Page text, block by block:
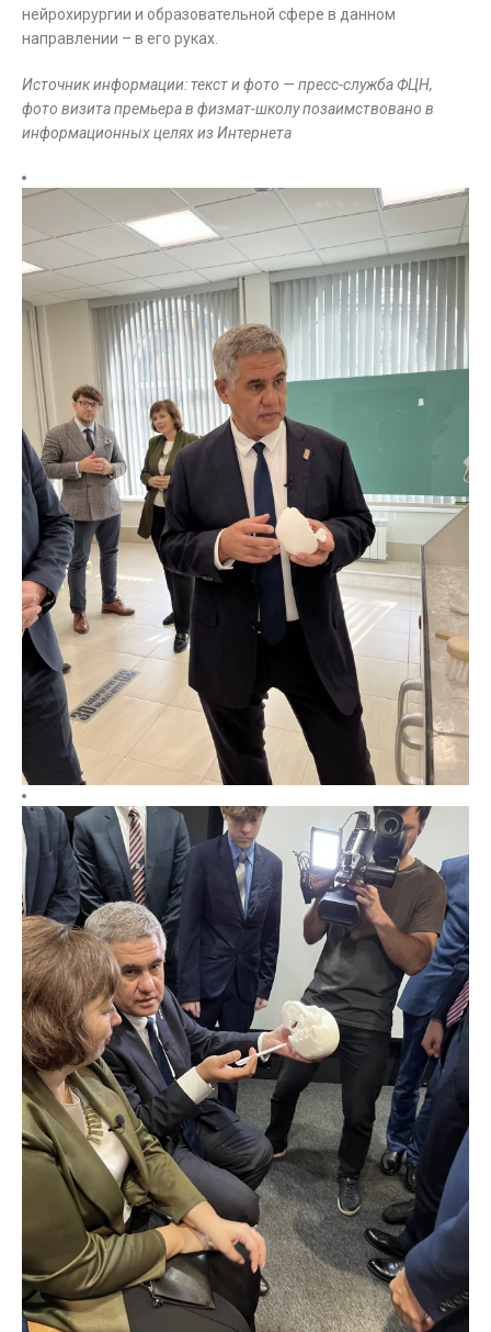
нейрохирургии и образовательной сфере в данном
направлении – в его руках.
Источник информации: текст и фото — пресс-служба ФЦН,
фото визита премьера в физмат-школу позаимствовано в
информационных целях из Интернета